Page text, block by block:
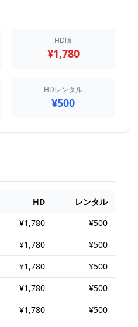
HD版
¥1,780
HDレンタル
¥500
HD
レンタル
¥1,780
¥500
¥1,780
¥500
¥1,780
¥500
¥1,780
¥500
¥1,780
¥500